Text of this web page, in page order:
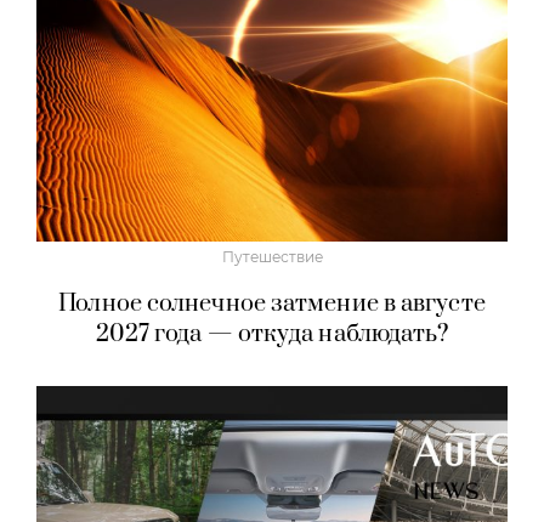
Путешествие
Полное солнечное затмение в августе
2027 года — откуда наблюдать?